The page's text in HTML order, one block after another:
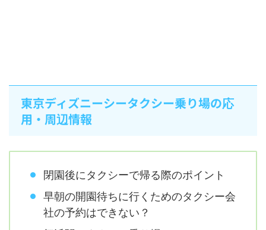
東京ディズニーシータクシー乗り場の応
用・周辺情報
閉園後にタクシーで帰る際のポイント
早朝の開園待ちに行くためのタクシー会
社の予約はできない？